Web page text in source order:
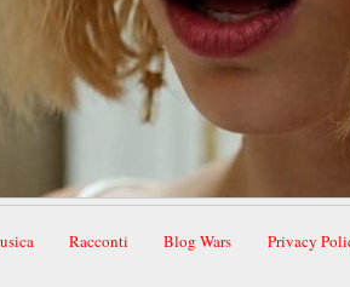
Racconti Blog Wars Privacy